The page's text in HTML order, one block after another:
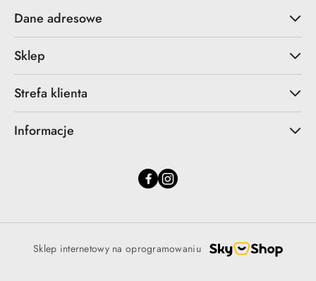
Dane adresowe
Sklep
Strefa klienta
Informacje
Sklep internetowy na oprogramowaniu